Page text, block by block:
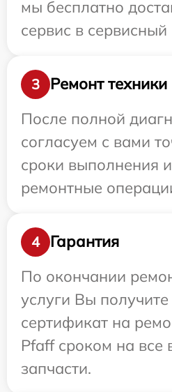
мы бесплатно
сервис в
3
Ремонт техники
После полной
согласуем с вами
сроки выполнения
ремонтные
4
Гарантия
По окончании
услуги Вы
сертификат на
Pfaff сроком на все
запчасти.